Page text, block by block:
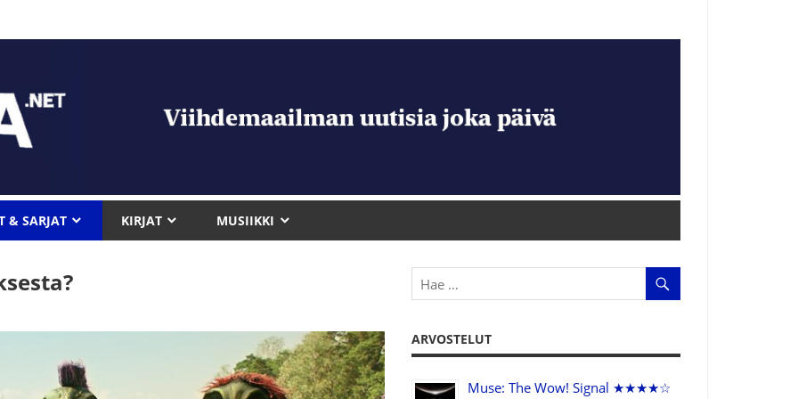
& SARJAT KIRJAT MUSIIKKI
ARVOSTELUT
Muse: The Wow! Signal ★★★★☆